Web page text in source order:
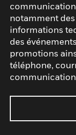
notamment
informations
des
promotions
téléphone,